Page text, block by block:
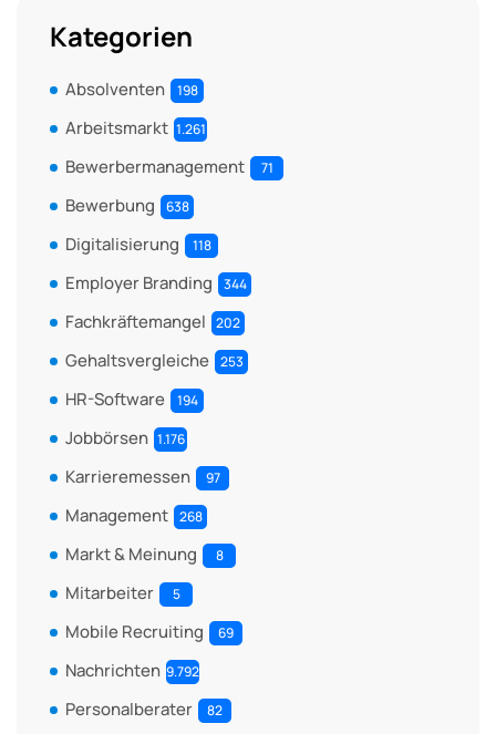
Kategorien
Absolventen 198
Arbeitsmarkt 1.261
Bewerbermanagement 71
Bewerbung 638
Digitalisierung 118
Employer Branding 344
Fachkräftemangel 202
Gehaltsvergleiche 253
HR-Software 194
Jobbörsen 1.176
Karrieremessen 97
Management 268
Markt & Meinung 8
Mitarbeiter 5
Mobile Recruiting 69
Nachrichten 9.792
Personalberater 82